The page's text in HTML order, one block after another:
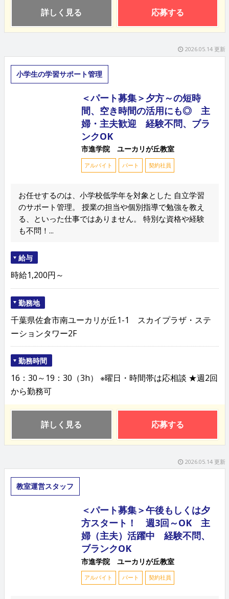
詳しく見る 応募する
2026.05.14 更新
小学生の学習サポート管理
＜パート募集＞夕方～の短時
間、空き時間の活用にも◎ 主
婦・主夫歓迎 経験不問、ブラ
ンクOK
市進学院 ユーカリが丘教室
アルバイト パート 契約社員
お任せするのは、小学校低学年を対象とした 自立学習
のサポート管理。 授業の担当や個別指導で勉強を教え
る、といった仕事ではありません。 特別な資格や経験
も不問！...
給与
時給1,200円～
勤務地
千葉県佐倉市南ユーカリが丘1-1 スカイプラザ・ステ
ーションタワー2F
勤務時間
16：30～19：30（3h） ※曜日・時間帯は応相談 ★週2回
から勤務可
詳しく見る 応募する
2026.05.14 更新
教室運営スタッフ
＜パート募集＞午後もしくは夕
方スタート！ 週3回～OK 主
婦（主夫）活躍中 経験不問、
ブランクOK
市進学院 ユーカリが丘教室
アルバイト パート 契約社員